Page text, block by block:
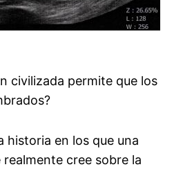
civilizada permite que los
historia en los que una
cree sobre la